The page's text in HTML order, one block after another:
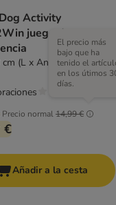
Activity
juego de
(L x An)
Precio normal14,99 €
El precio más
bajo que ha
tenido el
en los útimos
días.
€
Añadir a la cesta